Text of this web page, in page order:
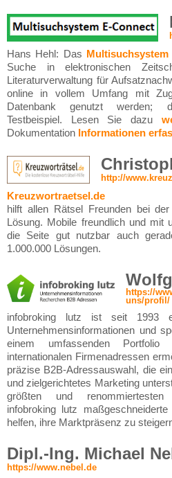
Hans Hehl: Das Multisuchsystem
Suche in elektronischen
Literaturverwaltung für
online in vollem Umfang mit
Datenbank genutzt werden;
Testbeispiel. Lesen Sie dazu
Dokumentation Informationen
http://
Kreuzwortraetsel.de
hilft allen Rätsel Freunden bei
Lösung. Mobile freundlich und mit
die Seite gut nutzbar auch
1.000.000 Lösungen.
https://
uns/profil/
infobroking lutz ist seit 1993
Unternehmensinformationen und
einem umfassenden
internationalen Firmenadressen
präzise B2B-Adressauswahl, die
und zielgerichtetes Marketing
größten und renommiertesten
infobroking lutz
helfen, ihre Marktpräsenz zu
Dipl.-Ing. Michael
https://www.nebel.de